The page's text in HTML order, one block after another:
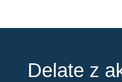
Delate z